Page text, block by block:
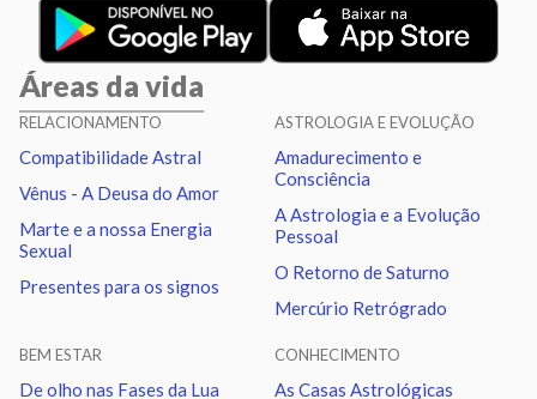
Sextil Lua 2.64
Sol Conjunção
Sol Saturno
Lua Sextil Saturno
Quiron
Vênus Oposição Netuno
Áreas da vida
RELACIONAMENTO
Compatibilidade Astral
Vênus - A Deusa do Amor
Marte e a nossa Energia
Sexual
Presentes para os signos
ASTROLOGIA E EVOLUÇÃO
Amadurecimento e
Consciência
A Astrologia e a Evolução
Pessoal
O Retorno de Saturno
Mercúrio Retrógrado
BEM ESTAR
De olho nas Fases da Lua
CONHECIMENTO
As Casas Astrológicas